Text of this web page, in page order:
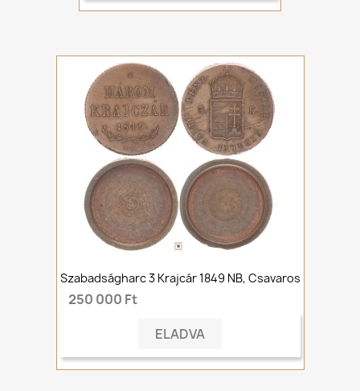
Szabadságharc 3 Krajcár 1849 NB, Csavaros
250 000 Ft
ELADVA